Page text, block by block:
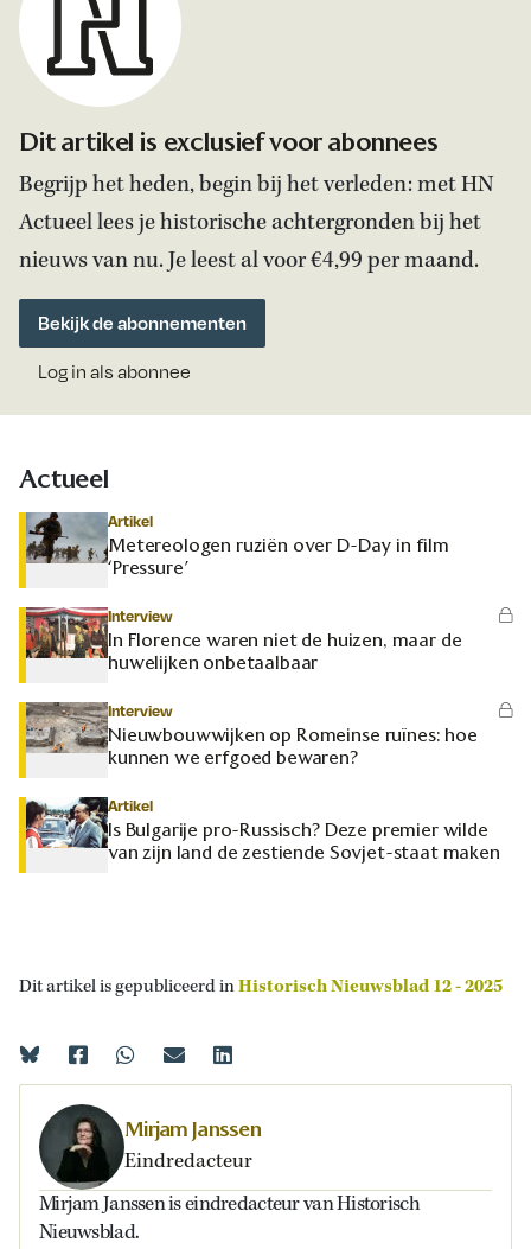
Dit artikel is exclusief voor abonnees
Begrijp het heden, begin bij het verleden: met HN
Actueel lees je historische achtergronden bij het
nieuws van nu. Je leest al voor €4,99 per maand.
Bekijk de abonnementen
Log in als abonnee
Actueel
Artikel
Metereologen ruziën over D-Day in film
‘Pressure’
Interview
In Florence waren niet de huizen, maar de
huwelijken onbetaalbaar
Interview
Nieuwbouwwijken op Romeinse ruïnes: hoe
kunnen we erfgoed bewaren?
Artikel
Is Bulgarije pro-Russisch? Deze premier wilde
van zijn land de zestiende Sovjet-staat maken
Dit artikel is gepubliceerd inHistorisch Nieuwsblad 12 - 2025
Mirjam Janssen
Eindredacteur
Mirjam Janssen is eindredacteur van Historisch
Nieuwsblad.